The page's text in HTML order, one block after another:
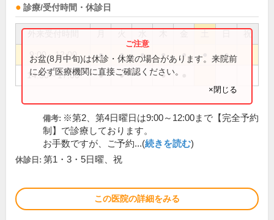
診療/受付時間・休診日
祝
9:00～12:00 ● ● ● ● ● ●
14:30～17:00 ● ● ●
お盆(8月中旬)は休診・休業の場合があります。来院前
に必ず医療機関に直接ご確認ください。
×閉じる
備考: ※第2、第4日曜日は9:00～12:00まで【完全予約
制】で診療しております。
お手数ですが、ご予約...(続きを読む)
休診日: 第1・3・5日曜、祝
この医院の詳細をみる